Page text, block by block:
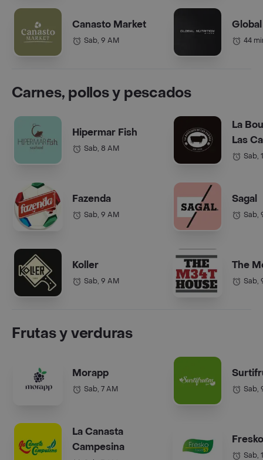
Canasto Market
Sab, 9 AM 44
Carnes, pollos y pescados
Hipermar Fish
Sab, 8 AM
Fazenda
Sab, 9 AM
Koller
Sab, 9 AM
La
Las
Sab,
Sagal
Sab,
The
Sab,
Frutas y verduras
Morapp
Sab, 7 AM
La Canasta
Campesina
Sab,
Sab,